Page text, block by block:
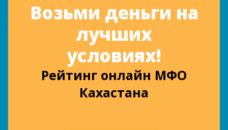
Возьми деньги на
лучших
условиях!
Рейтинг онлайн МФО
Кахастана